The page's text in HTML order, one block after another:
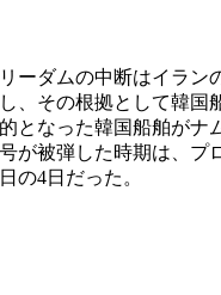
ーダムの中断はイラン
、その根拠として韓国
となった韓国船舶がナ
が被弾した時期は、プ
の4日だった。